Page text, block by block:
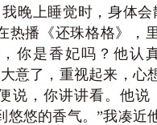
晚上睡觉时，身体会
热播《还珠格格》，
你是香妃吗？他认
意了，重视起来，心
说，你讲讲看。他说
悠悠的香气。”我凑近